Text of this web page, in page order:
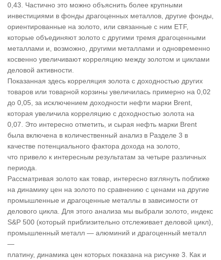
0,43. Частично это можно объяснить более крупными
инвестициями в фонды драгоценных металлов, другие фонды,
ориентированные на золото, или связанные с ним ETF,
которые объединяют золото с другими тремя драгоценными
металлами и, возможно, другими металлами и одновременно
косвенно увеличивают корреляцию между золотом и циклами
деловой активности.
Показанная здесь корреляция золота с доходностью других
товаров или товарной корзины увеличилась примерно на 0,02
до 0,05, за исключением доходности нефти марки Brent,
которая увеличила корреляцию с доходностью золота на
0,07. Это интересно отметить, и сырая нефть марки Brent
была включена в количественный анализ в Разделе 3 в
качестве потенциального фактора дохода на золото,
что привело к интересным результатам за четыре различных
периода.
Рассматривая золото как товар, интересно взглянуть поближе
на динамику цен на золото по сравнению с ценами на другие
промышленные и драгоценные металлы в зависимости от
делового цикла. Для этого анализа мы выбрали золото, индекс
S&P 500 (который приблизительно отслеживает деловой цикл),
промышленный металл — алюминий и драгоценный металл
—
платину, динамика цен которых показана на рисунке 3. Как и